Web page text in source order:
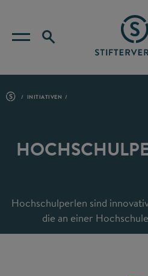
INITIATIVEN
Hochschulperlen sind
die an einer